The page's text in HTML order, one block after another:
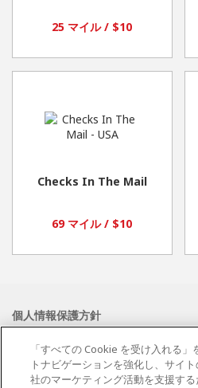
25 マイル / $10
Checks In The Mail
69 マイル / $10
個人情報保護方針
クッキーポリシー
お問い合わせ
「すべての Cookie を受け入れる
トナビゲーションを強化し、サイ
社のマーケティング活動を支援す